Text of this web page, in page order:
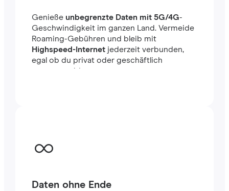
Genieße unbegrenzte Daten mit 5G/4G-
Geschwindigkeit im ganzen Land. Vermeide
Roaming-Gebühren und bleib mit
Highspeed-Internetjederzeit verbunden,
egal ob du privat oder geschäftlich
unterwegs bist.
Daten ohne Ende